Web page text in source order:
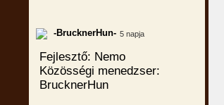
-BrucknerHun- 5 napja
Fejlesztő: Nemo
Közösségi menedzser:
BrucknerHun